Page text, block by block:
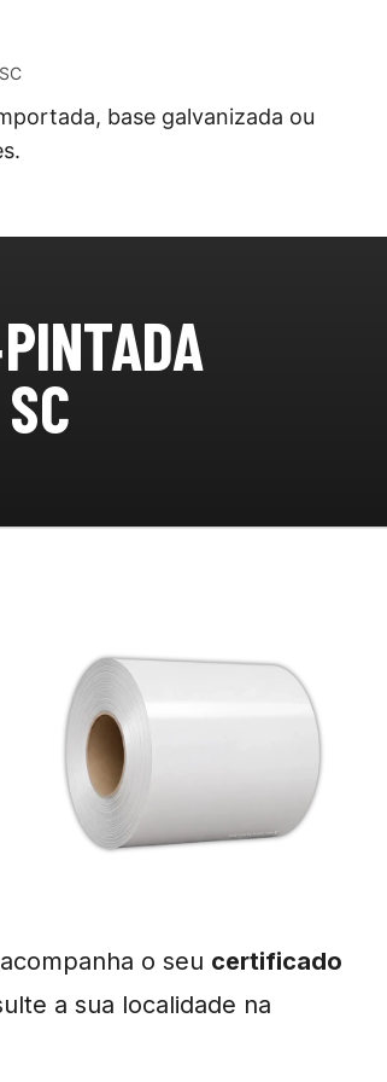
base galvanizada ou
o seu certificado
a sua localidade na